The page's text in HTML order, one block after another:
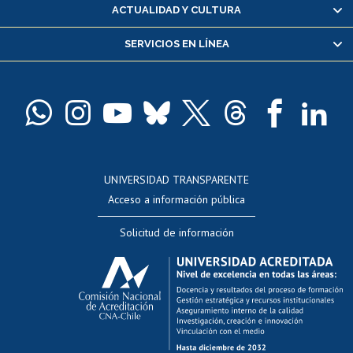
Servicio médico y dental
Pago de arancel y crédito alumnos
Docentes
Evaluación docente
Calificación académica
Postulación al AUCAI
Funcionarias/os
Cursos internos de capacitación
ACTUALIDAD Y CULTURA
SERVICIOS EN LÍNEA
UNIVERSIDAD TRANSPARENTE
Acceso a información pública
Solicitud de información